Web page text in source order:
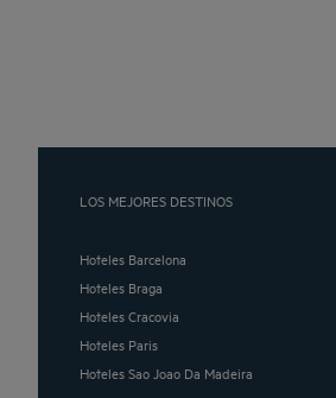
LOS MEJORES DESTINOS
Hoteles Barcelona
Hoteles Braga
Hoteles Cracovia
Hoteles Paris
Hoteles Sao Joao Da Madeira